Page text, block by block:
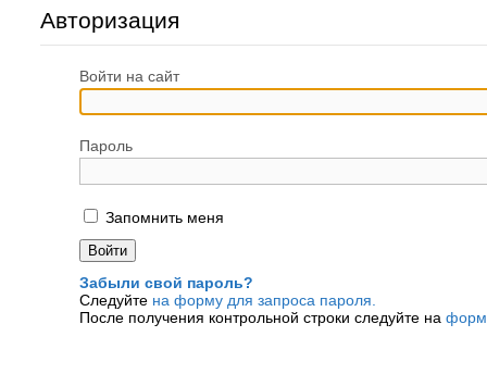
Авторизация
Войти на сайт
Пароль
Запомнить меня
Забыли свой пароль?
Следуйте на форму для запроса пароля.
После получения контрольной строки следуйте на